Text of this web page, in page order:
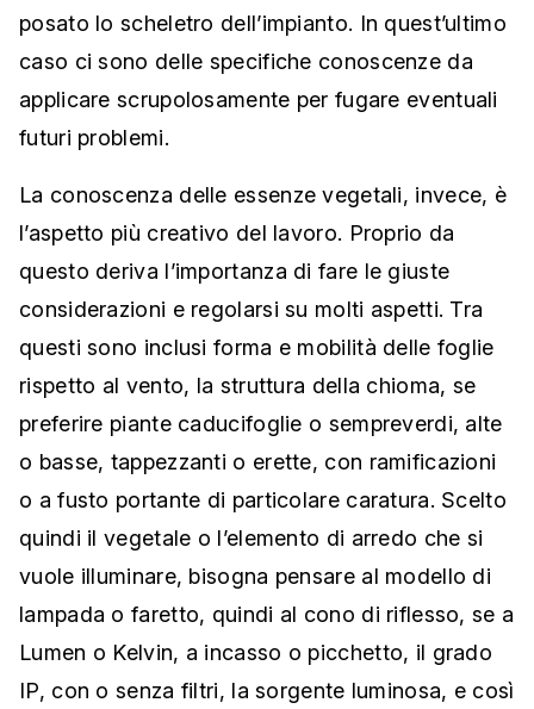
posato lo scheletro dell’impianto. In quest’ultimo
caso ci sono delle specifiche conoscenze da
applicare scrupolosamente per fugare eventuali
futuri problemi.
La conoscenza delle essenze vegetali, invece, è
l’aspetto più creativo del lavoro. Proprio da
questo deriva l’importanza di fare le giuste
considerazioni e regolarsi su molti aspetti. Tra
questi sono inclusi forma e mobilità delle foglie
rispetto al vento, la struttura della chioma, se
preferire piante caducifoglie o sempreverdi, alte
o basse, tappezzanti o erette, con ramificazioni
o a fusto portante di particolare caratura. Scelto
quindi il vegetale o l’elemento di arredo che si
vuole illuminare, bisogna pensare al modello di
lampada o faretto, quindi al cono di riflesso, se a
Lumen o Kelvin, a incasso o picchetto, il grado
IP, con o senza filtri, la sorgente luminosa, e così